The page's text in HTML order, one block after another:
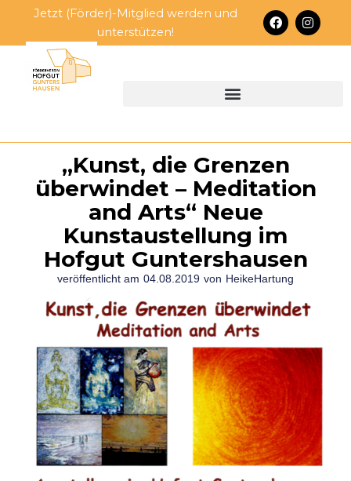
springen
Jetzt (Förder)-Mitglied werden und
unterstützen!
F
a
c
I
n
s
„Kunst, die Grenzen
überwindet – Meditation
and Arts“ Neue
Kunstaustellung im
Hofgut Guntershausen
veröffentlicht am 04.08.2019 von HeikeHartung